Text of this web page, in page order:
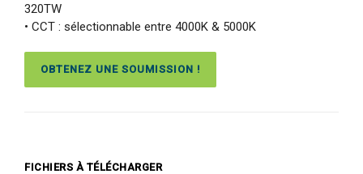
320TW
• CCT : sélectionnable entre 4000K & 5000K
OBTENEZ UNE SOUMISSION !
FICHIERS À TÉLÉCHARGER